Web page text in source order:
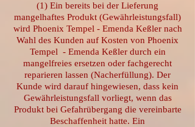
(1) Ein bereits bei der Lieferung
mangelhaftes Produkt (Gewährleistungsfall)
wird Phoenix Tempel - Emenda Keßler nach
Wahl des Kunden auf Kosten von Phoenix
Tempel - Emenda Keßler durch ein
mangelfreies ersetzen oder fachgerecht
reparieren lassen (Nacherfüllung). Der
Kunde wird darauf hingewiesen, dass kein
Gewährleistungsfall vorliegt, wenn das
Produkt bei Gefahrübergang die vereinbarte
Beschaffenheit hatte. Ein